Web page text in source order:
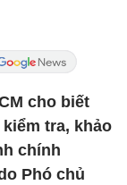
cho biết
tra, khảo
chính
Phó chủ